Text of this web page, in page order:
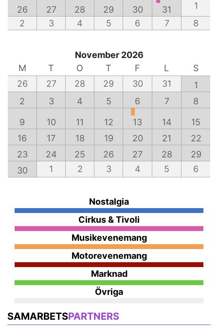
26 27 28 29 30 31
1
2
3 4 5 6 7 8
November 2026
M
T O T F L
S
26
27 28 29 30 31
1
2
3 4 5 6 7 8
9 10 11 12 13 14
15
16
17 18 19 20 21
22
23
24 25 26 27 28
29
30
1 2 3 4 5 6
Nostalgia
Cirkus & Tivoli
Musikevenemang
Motorevenemang
Marknad
Övriga
SAMARBETSPARTNERS